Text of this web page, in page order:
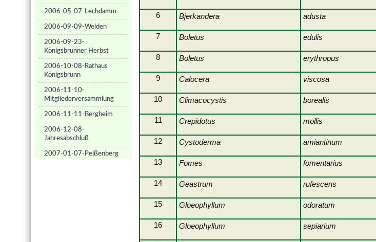
2006-05-07-Lechdamm
2006-09-09-Welden
2006-09-23-
Königsbrunner Herbst
2006-10-08-Rathaus
Königsbrunn
2006-11-10-
Mitgliederversammlung
2006-11-11-Bergheim
2006-12-08-
Jahresabschluß
2007-01-07-Peißenberg
6 Bjerkandera adusta
7 Boletus edulis
8 Boletus erythropus
9 Calocera viscosa
10 Climacocystis borealis
11 Crepidotus mollis
12 Cystoderma amiantinum
13 Fomes fomentarius
14 Geastrum rufescens
15 Gloeophyllum odoratum
16 Gloeophyllum sepiarium